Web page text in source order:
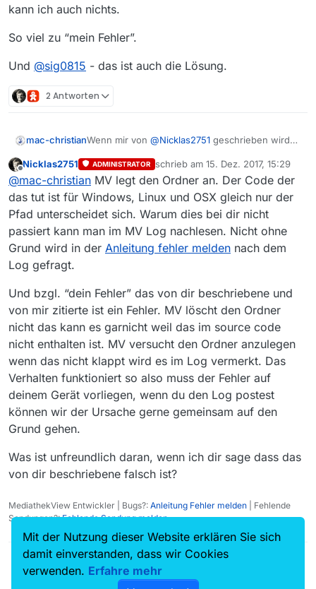
kann ich auch nichts.
So viel zu “mein Fehler”.
Und @sig0815 - das ist auch die Lösung.
2 Antworten
mac-christianWenn mir von @Nicklas2751 geschrieben wird
das nicht als angenehmen Umgangston.
Die Datei “filme.json” sollte im Ordner
~/Library/Caches/MediathekView angelegt
werden. Nur: bei mir gab es diesen Ordner gar
nicht, und MV hat diesen auch nicht selbsttätig
angelegt. Eigentlich müsste man aber von
einem Programm erwarten, dass es benötigte
Ordner selber anlegt. Das muss (oder müsste)
Ich habe jedenfalls keinen zu MV gehörenden
Cache-Ordner selber gelöscht. Bei mir sind
auch keine automatischen “Systemwartungen”
(von denen ich überhaupt nichts halte) am Werk.
Und wenn MV nicht in der Lage ist, diesen
So viel zu “mein Fehler”.
Und@sig0815 - das ist auch die Lösung.
Nicklas2751 ADMINISTRATOR schrieb am 15. Dez. 2017, 15:29
zuletzt editiert von
@mac-christian MV legt den Ordner an. Der Code der
das tut ist für Windows, Linux und OSX gleich nur der
Pfad unterscheidet sich. Warum dies bei dir nicht
passiert kann man im MV Log nachlesen. Nicht ohne
Grund wird in der Anleitung fehler melden nach dem
Log gefragt.
Und bzgl. “dein Fehler” das von dir beschriebene und
von mir zitierte ist ein Fehler. MV löscht den Ordner
nicht das kann es garnicht weil das im source code
nicht enthalten ist. MV versucht den Ordner anzulegen
wenn das nicht klappt wird es im Log vermerkt. Das
Verhalten funktioniert so also muss der Fehler auf
deinem Gerät vorliegen, wenn du den Log postest
können wir der Ursache gerne gemeinsam auf den
Grund gehen.
Was ist unfreundlich daran, wenn ich dir sage dass das
von dir beschriebene falsch ist?
MediathekView Entwickler | Bugs?: Anleitung Fehler melden | Fehlende
Sendungen?:Fehlende Sendung melden
Mit der Nutzung dieser Website erklären Sie sich
damit einverstanden, dass wir Cookies
verwenden. Erfahre mehr